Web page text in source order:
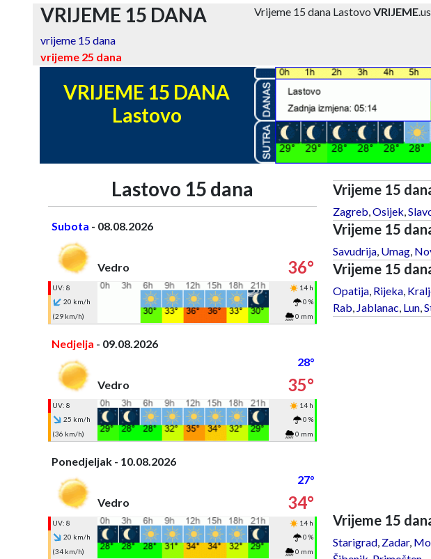
VRIJEME 15 DANA Vrijeme 15 dana LastovoVRIJEME.us
vrijeme 15 dana
vrijeme 25 dana
VRIJEME 15 DANA
Lastovo
Lastovo 15 dana
Subota - 08.08.2026
Vedro 36°
UV: 8
14 h
20 km/h
0 %
(29 km/h)
0 mm
Nedjelja - 09.08.2026
28°
Vedro
35°
UV: 8
14 h
25 km/h
0 %
(36 km/h)
0 mm
Ponedjeljak - 10.08.2026
27°
Vedro
34°
UV: 8
14 h
20 km/h
0 %
(34 km/h)
0 mm
Vrijeme 15
Zagreb Osijek
Vrijeme 15
Savudrija, Umag,
Vrijeme 15
Opatija, Rijeka,
Rab Jablanac Lun,
Vrijeme 15
Starigrad, Zadar,